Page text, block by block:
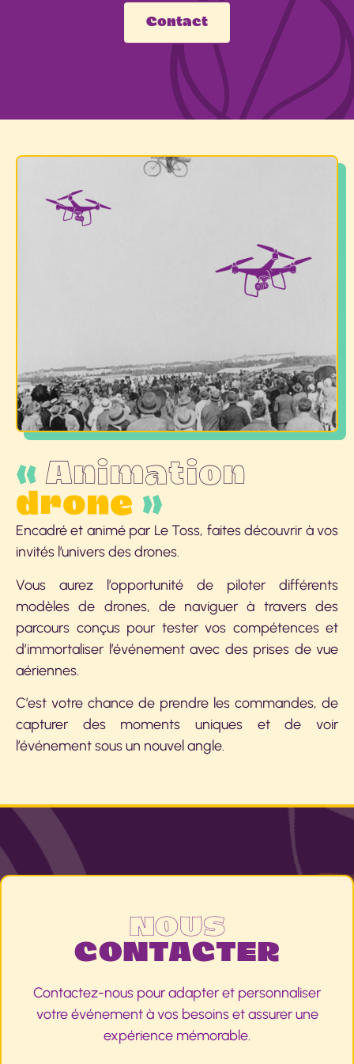
Contact
« Animation
drone »
Encadré et animé par Le Toss, faites découvrir à vos
invités l’univers des drones.
Vous aurez l’opportunité de piloter différents
modèles de drones, de naviguer à travers des
parcours conçus pour tester vos compétences et
d’immortaliser l’événement avec des prises de vue
aériennes.
C’est votre chance de prendre les commandes, de
capturer des moments uniques et de voir
l’événement sous un nouvel angle.
NOUS
CONTACTER
Contactez-nous pour adapter et personnaliser
votre événement à vos besoins et assurer une
expérience mémorable.